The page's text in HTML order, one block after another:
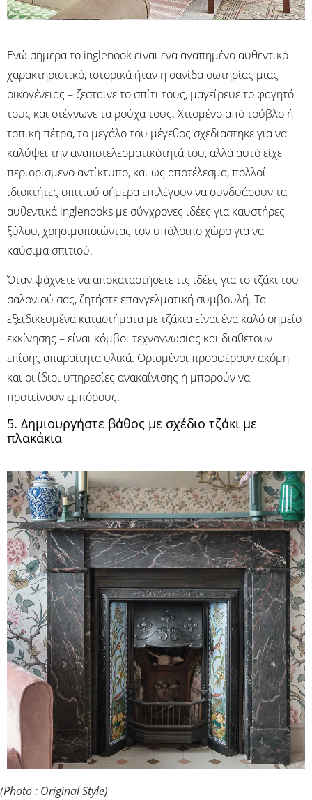
Ενώ σήμερα το inglenook είναι ένα αγαπημένο αυθεντικό
χαρακτηριστικό, ιστορικά ήταν η σανίδα σωτηρίας μιας
οικογένειας – ζέσταινε το σπίτι τους, μαγείρευε το φαγητό
τους και στέγνωνε τα ρούχα τους. Χτισμένο από τούβλο ή
τοπική πέτρα, το μεγάλο του μέγεθος σχεδιάστηκε για να
καλύψει την αναποτελεσματικότητά του, αλλά αυτό είχε
περιορισμένο αντίκτυπο, και ως αποτέλεσμα, πολλοί
ιδιοκτήτες σπιτιού σήμερα επιλέγουν να συνδυάσουν τα
αυθεντικά inglenooks με σύγχρονες ιδέες για καυστήρες
ξύλου, χρησιμοποιώντας τον υπόλοιπο χώρο για να
καύσιμα σπιτιού.
Όταν ψάχνετε να αποκαταστήσετε τις ιδέες για το τζάκι του
σαλονιού σας, ζητήστε επαγγελματική συμβουλή. Τα
εξειδικευμένα καταστήματα με τζάκια είναι ένα καλό σημείο
εκκίνησης – είναι κόμβοι τεχνογνωσίας και διαθέτουν
επίσης απαραίτητα υλικά. Ορισμένοι προσφέρουν ακόμη
και οι ίδιοι υπηρεσίες ανακαίνισης ή μπορούν να
προτείνουν εμπόρους.
5. Δημιουργήστε βάθος με σχέδιο τζάκι με
πλακάκια
(Photo : Original Style)